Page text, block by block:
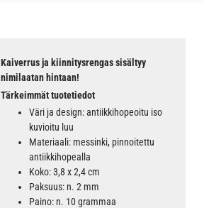
Kaiverrus ja kiinnitysrengas sisältyy
nimilaatan hintaan!
Tärkeimmät tuotetiedot
Väri ja design: antiikkihopeoitu iso
kuvioitu luu
Materiaali: messinki, pinnoitettu
antiikkihopealla
Koko: 3,8 x 2,4 cm
Paksuus: n. 2 mm
Paino: n. 10 grammaa